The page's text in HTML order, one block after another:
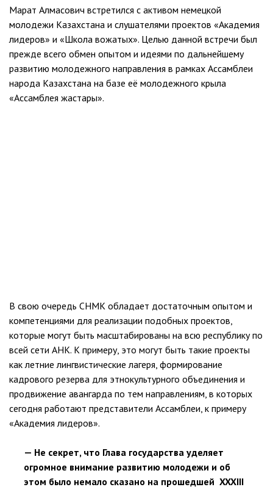
Марат Алмасович встретился с активом немецкой
молодежи Казахстана и слушателями проектов «Академия
лидеров» и «Школа вожатых». Целью данной встречи был
прежде всего обмен опытом и идеями по дальнейшему
развитию молодежного направления в рамках Ассамблеи
народа Казахстана на базе её молодежного крыла
«Ассамблея жастары».
В свою очередь СНМК обладает достаточным опытом и
компетенциями для реализации подобных проектов,
которые могут быть масштабированы на всю республику по
всей сети АНК. К примеру, это могут быть такие проекты
как летние лингвистические лагеря, формирование
кадрового резерва для этнокультурного объединения и
продвижение авангарда по тем направлениям, в которых
сегодня работают представители Ассамблеи, к примеру
«Академия лидеров».
— Не секрет, что Глава государства уделяет
огромное внимание развитию молодежи и об
этом было немало сказано на прошедшей XXXIII